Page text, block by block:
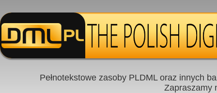
Pełnotekstowe zasoby PLDML oraz innych
Zapraszamy